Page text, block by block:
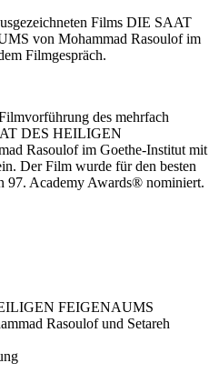
Films DIE SAAT
von Mohammad Rasoulof im
Filmgespräch.
des mehrfach
DES HEILIGEN
Rasoulof im Goethe-Institut mit
Der Film wurde für den besten
97. Academy Awards® nominiert.
FEIGENAUMS
Rasoulof und Setareh